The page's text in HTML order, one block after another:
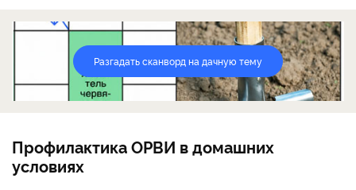
Разгадать сканворд на дачную тему
Профилактика ОРВИ в домашних
условиях